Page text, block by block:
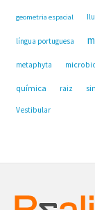
geometria espacial
língua portuguesa
metaphyta
química raiz
Vestibular